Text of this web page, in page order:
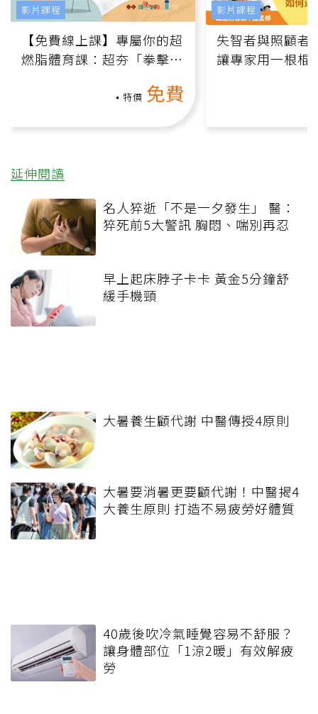
【免費線上課】專屬你的超
燃脂體育課：超夯「拳擊有
特價 免費
影片課程
失智者與照顧者
讓專家用一根棍
影片課程
延伸閱讀
名人猝逝「不是一夕發生」 醫：
猝死前5大警訊 胸悶、喘別再忍
早上起床脖子卡卡 黃金5分鐘舒
緩手機頸
大暑養生顧代謝 中醫傳授4原則
大暑要消暑更要顧代謝！中醫揭4
大養生原則 打造不易疲勞好體質
40歲後吹冷氣睡覺容易不舒服？
讓身體部位「1涼2暖」有效解疲
勞